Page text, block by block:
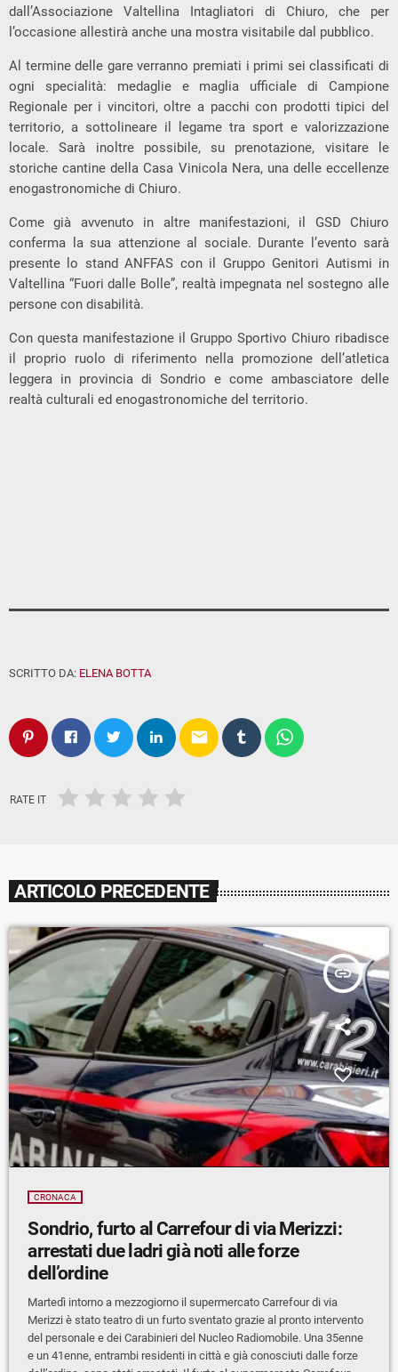
dall’Associazione Valtellina Intagliatori di Chiuro, che per
l’occasione allestirà anche una mostra visitabile dal pubblico.
Al termine delle gare verranno premiati i primi sei classificati di
ogni specialità: medaglie e maglia ufficiale di Campione
Regionale per i vincitori, oltre a pacchi con prodotti tipici del
territorio, a sottolineare il legame tra sport e valorizzazione
locale. Sarà inoltre possibile, su prenotazione, visitare le
storiche cantine della Casa Vinicola Nera, una delle eccellenze
enogastronomiche di Chiuro.
Come già avvenuto in altre manifestazioni, il GSD Chiuro
conferma la sua attenzione al sociale. Durante l’evento sarà
presente lo stand ANFFAS con il Gruppo Genitori Autismi in
Valtellina “Fuori dalle Bolle”, realtà impegnata nel sostegno alle
persone con disabilità.
Con questa manifestazione il Gruppo Sportivo Chiuro ribadisce
il proprio ruolo di riferimento nella promozione dell’atletica
leggera in provincia di Sondrio e come ambasciatore delle
realtà culturali ed enogastronomiche del territorio.
SCRITTO DA: ELENA BOTTA
email
RATE IT
ARTICOLO PRECEDENTE
insert_link
CRONACA
Sondrio, furto al Carrefour di via Merizzi:
arrestati due ladri già noti alle forze
dell’ordine
Martedì intorno a mezzogiorno il supermercato Carrefour di via
Merizzi è stato teatro di un furto sventato grazie al pronto intervento
del personale e dei Carabinieri del Nucleo Radiomobile. Una 35enne
e un 41enne, entrambi residenti in città e già conosciuti dalle forze